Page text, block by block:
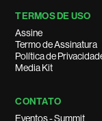
TERMOS DE USO
Assine
Termo de Assinatura
Política de
Media Kit
CONTATO
Eventos - Summit